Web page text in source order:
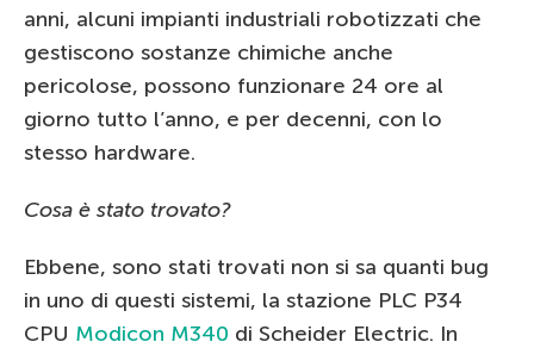
anni, alcuni impianti industriali robotizzati che
gestiscono sostanze chimiche anche
pericolose, possono funzionare 24 ore al
giorno tutto l’anno, e per decenni, con lo
stesso hardware.
Cosa è stato trovato?
Ebbene, sono stati trovati non si sa quanti bug
in uno di questi sistemi, la stazione PLC P34
CPU Modicon M340 di Scheider Electric. In